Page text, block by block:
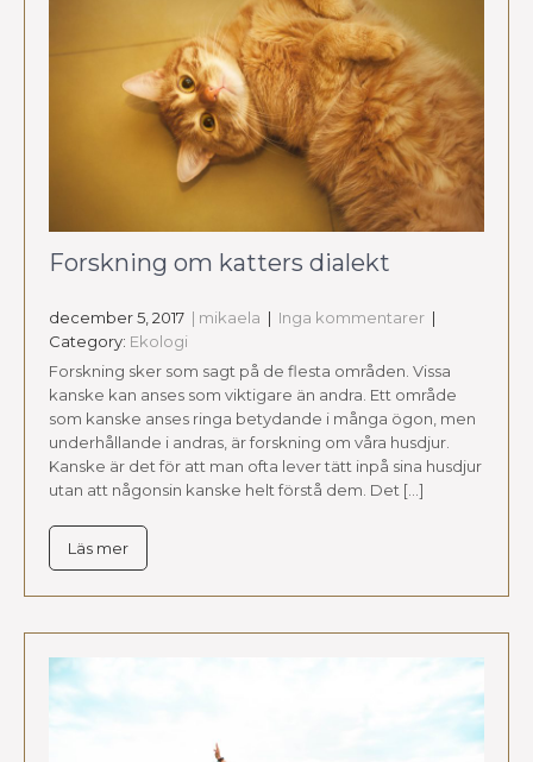
Forskning om katters dialekt
december 5, 2017 | mikaela | Inga kommentarer |
Category: Ekologi
Forskning sker som sagt på de flesta områden. Vissa
kanske kan anses som viktigare än andra. Ett område
som kanske anses ringa betydande i många ögon, men
underhållande i andras, är forskning om våra husdjur.
Kanske är det för att man ofta lever tätt inpå sina husdjur
utan att någonsin kanske helt förstå dem. Det […]
Läs mer